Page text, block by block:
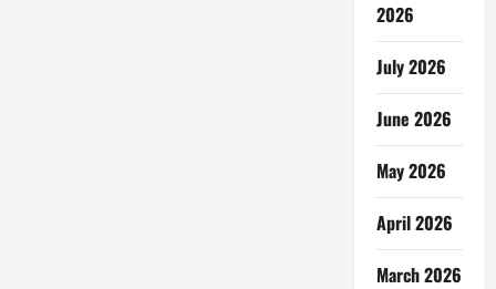
2026
July 2026
June 2026
May 2026
April 2026
March 2026